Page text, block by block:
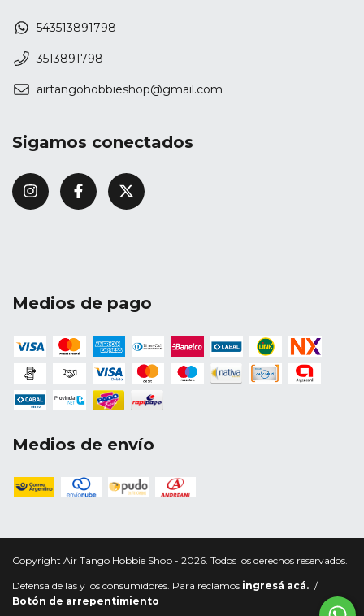
543513891798
3513891798
airtangohobbieshop@gmail.com
Sigamos conectados
Medios de pago
Medios de envío
Copyright Air Tango Hobbie Shop - 2026. Todos los derechos reservados.
Defensa de las y los consumidores. Para reclamos ingresá acá. /
Botón de arrepentimiento